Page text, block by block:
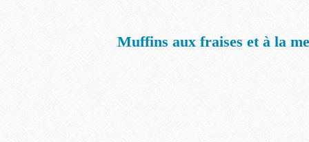
Muffins aux fraises et à la